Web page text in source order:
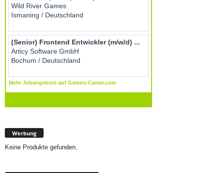
Werbung
Keine Produkte gefunden.